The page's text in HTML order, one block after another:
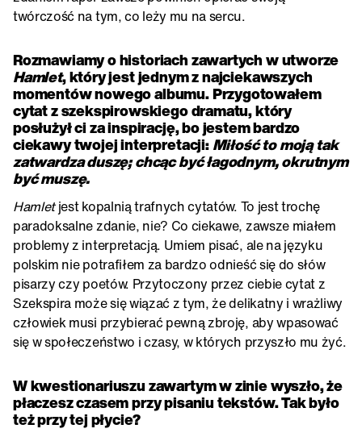
twórczość na tym, co leży mu na sercu.
Rozmawiamy o historiach zawartych w utworze
Hamlet, który jest jednym z najciekawszych
momentów nowego albumu. Przygotowałem
cytat z szekspirowskiego dramatu, który
posłużył ci za inspirację, bo jestem bardzo
ciekawy twojej interpretacji:Miłość to moją tak
zatwardza duszę; chcąc być łagodnym, okrutnym
być muszę.
Hamletjest kopalnią trafnych cytatów. To jest trochę
paradoksalne zdanie, nie? Co ciekawe, zawsze miałem
problemy z interpretacją. Umiem pisać, ale na języku
polskim nie potrafiłem za bardzo odnieść się do słów
pisarzy czy poetów. Przytoczony przez ciebie cytat z
Szekspira może się wiązać z tym, że delikatny i wrażliwy
człowiek musi przybierać pewną zbroję, aby wpasować
się w społeczeństwo i czasy, w których przyszło mu żyć.
W kwestionariuszu zawartym w zinie wyszło, że
płaczesz czasem przy pisaniu tekstów. Tak było
też przy tej płycie?